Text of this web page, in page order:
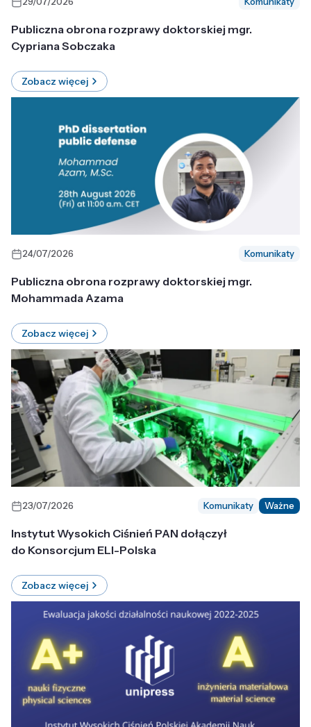
Publiczna obrona rozprawy doktorskiej mgr.
Cypriana Sobczaka
Zobacz więcej
24/07/2026 Komunikaty
Publiczna obrona rozprawy doktorskiej mgr.
Mohammada Azama
Zobacz więcej
23/07/2026 Komunikaty Ważne
Instytut Wysokich Ciśnień PAN dołączył
do Konsorcjum ELI-Polska
Zobacz więcej